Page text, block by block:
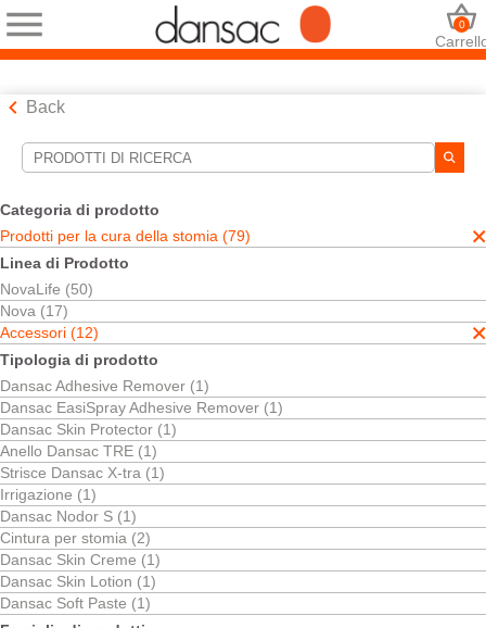
0
Back
Categoria di prodotto
Prodotti per la cura della stomia (79)
Linea di Prodotto
NovaLife (50)
Nova (17)
Accessori (12)
Tipologia di prodotto
Dansac Adhesive Remover (1)
Dansac EasiSpray Adhesive Remover (1)
Dansac Skin Protector (1)
Anello Dansac TRE (1)
Strisce Dansac X-tra (1)
Irrigazione (1)
Dansac Nodor S (1)
Cintura per stomia (2)
Dansac Skin Creme (1)
Dansac Skin Lotion (1)
Dansac Soft Paste (1)
Strumenti di ricerca
Le tue selezioni:
Prodotti per la cura della stomia
Accessori
Cura della Pelle
La sua selezione abbinato5risultati
Ordina per: